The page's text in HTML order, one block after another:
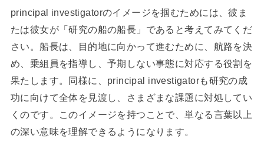
principal investigatorのイメージを掴むためには、彼ま
たは彼女が「研究の船の船長」であると考えてみてくだ
さい。船長は、目的地に向かって進むために、航路を決
め、乗組員を指導し、予期しない事態に対応する役割を
果たします。同様に、principal investigatorも研究の成
功に向けて全体を見渡し、さまざまな課題に対処してい
くのです。このイメージを持つことで、単なる言葉以上
の深い意味を理解できるようになります。